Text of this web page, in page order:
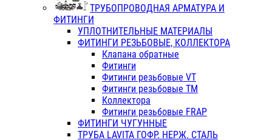
ТРУБОПРОВОДНАЯ АРМАТУРА И
ФИТИНГИ
УПЛОТНИТЕЛЬНЫЕ МАТЕРИАЛЫ
ФИТИНГИ РЕЗЬБОВЫЕ, КОЛЛЕКТОРА
Клапана обратные
Фитинги
Фитинги резьбовые VT
Фитинги резьбовые ТМ
Коллектора
Фитинги резьбовые FRAP
ФИТИНГИ ЧУГУННЫЕ
ТРУБА LAVITA ГОФР. НЕРЖ. СТАЛЬ